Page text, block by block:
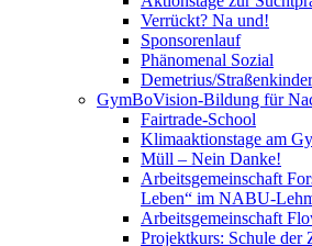
Verrückt? Na und!
Sponsorenlauf
Phänomenal Sozial
Demetrius/
GymBoVision-Bildung für
Fairtrade-School
Klimaaktionstage am
Müll – Nein Danke!
Arbeitsgemeinschaft
Leben“ im NABU-
Arbeitsgemeinschaft
Projektkurs: Schule der